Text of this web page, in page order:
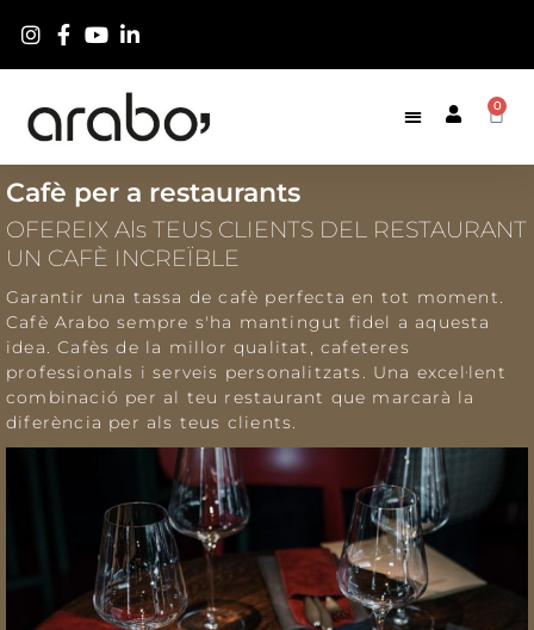
0
Cafè per a restaurants
OFEREIX Als TEUS CLIENTS DEL RESTAURANT
UN CAFÈ INCREÏBLE
Garantir una tassa de cafè perfecta en tot moment.
Cafè Arabo sempre s'ha mantingut fidel a aquesta
idea. Cafès de la millor qualitat, cafeteres
professionals i serveis personalitzats. Una excel·lent
combinació per al teu restaurant que marcarà la
diferència per als teus clients.